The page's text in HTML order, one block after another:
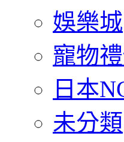
娛樂城
寵物
日本
未分類